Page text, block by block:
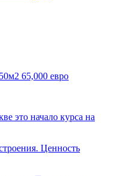
65,000 евро
это начало курса на
Ценность